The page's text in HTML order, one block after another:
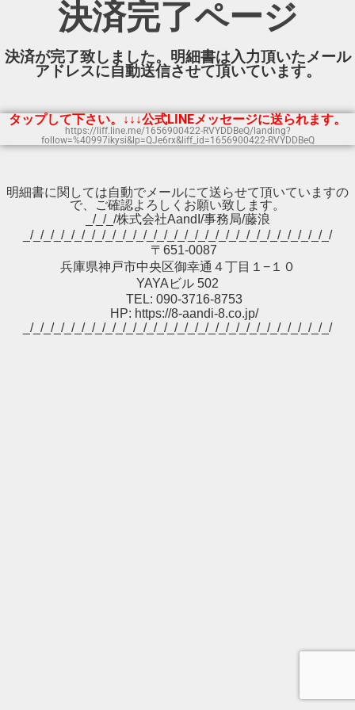
決済完了ページ
決済が完了致しました。明細書は入力頂いたメール
アドレスに自動送信させて頂いています。
タップして下さい。↓↓↓公式LINEメッセージに送られます。
https://liff.line.me/1656900422-RVYDDBeQ/landing?
follow=%40997ikysi&lp=QJe6rx&liff_id=1656900422-RVYDDBeQ
明細書に関しては自動でメールにて送らせて頂いていますの
で、ご確認よろしくお願い致します。
_/_/_/株式会社AandI/事務局/藤浪
_/_/_/_/_/_/_/_/_/_/_/_/_/_/_/_/_/_/_/_/_/_/_/_/_/_/_/_/_/_/
〒651-0087
兵庫県神戸市中央区御幸通４丁目１−１０
YAYAビル 502
TEL: 090-3716-8753
HP: https://8-aandi-8.co.jp/
_/_/_/_/_/_/_/_/_/_/_/_/_/_/_/_/_/_/_/_/_/_/_/_/_/_/_/_/_/_/